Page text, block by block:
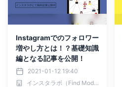
Instagramでのフォロワー
増やし方とは！？基礎知識
編となる記事を公開！
2021-01-12 19:40
インスタラボ（Find Model）